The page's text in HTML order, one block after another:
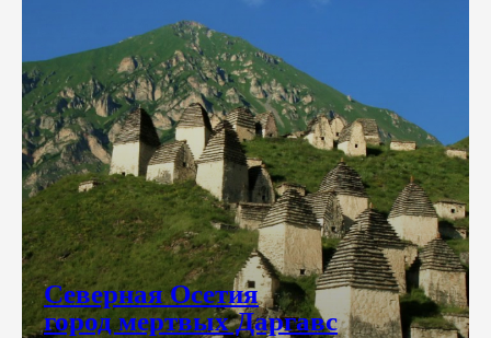
Северная Осетия
город мертвых Даргавс